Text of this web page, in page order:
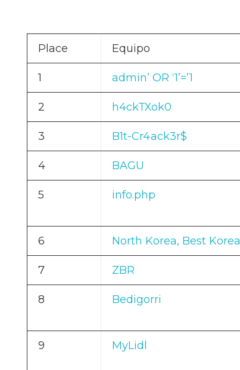
Place Equipo
1 admin’ OR ‘1’=’1
2 h4ckTXok0
3 B1t-Cr4ack3r$
4 BAGU
5 info.php
6 North Korea, Best Korea
7 ZBR
8 Bedigorri
9 MyLidl